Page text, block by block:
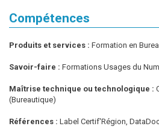
Compétences
Produits et services : Formation en
Savoir-faire : Formations Usages du
Maîtrise technique ou technologique :
(Bureautique)
Références : Label Certif'Région,